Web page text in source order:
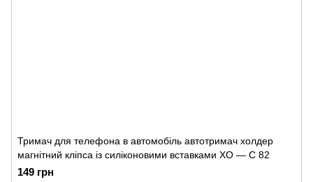
Тримач для телефона в автомобіль автотримач холдер
магнітний кліпса із силіконовими вставками XO — C 82
149 грн